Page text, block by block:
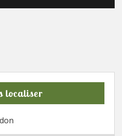
localiser